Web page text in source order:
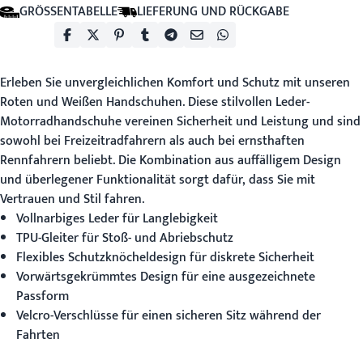
GRÖSSENTABELLE LIEFERUNG UND RÜCKGABE
Erleben Sie unvergleichlichen Komfort und Schutz mit unseren
Roten und Weißen Handschuhen. Diese stilvollen Leder-
Motorradhandschuhe vereinen Sicherheit und Leistung und sind
sowohl bei Freizeitradfahrern als auch bei ernsthaften
Rennfahrern beliebt. Die Kombination aus auffälligem Design
und überlegener Funktionalität sorgt dafür, dass Sie mit
Vertrauen und Stil fahren.
Vollnarbiges Leder für Langlebigkeit
TPU-Gleiter für Stoß- und Abriebschutz
Flexibles Schutzknöcheldesign für diskrete Sicherheit
Vorwärtsgekrümmtes Design für eine ausgezeichnete
Passform
Velcro-Verschlüsse für einen sicheren Sitz während der
Fahrten